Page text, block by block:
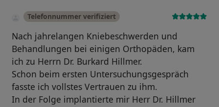
Telefonnummer verifiziert
Nach jahrelangen Kniebeschwerden und
Behandlungen bei einigen Orthopäden, kam
ich zu Herrn Dr. Burkard Hillmer.
Schon beim ersten Untersuchungsgespräch
fasste ich vollstes Vertrauen zu ihm.
In der Folge implantierte mir Herr Dr. Hillmer